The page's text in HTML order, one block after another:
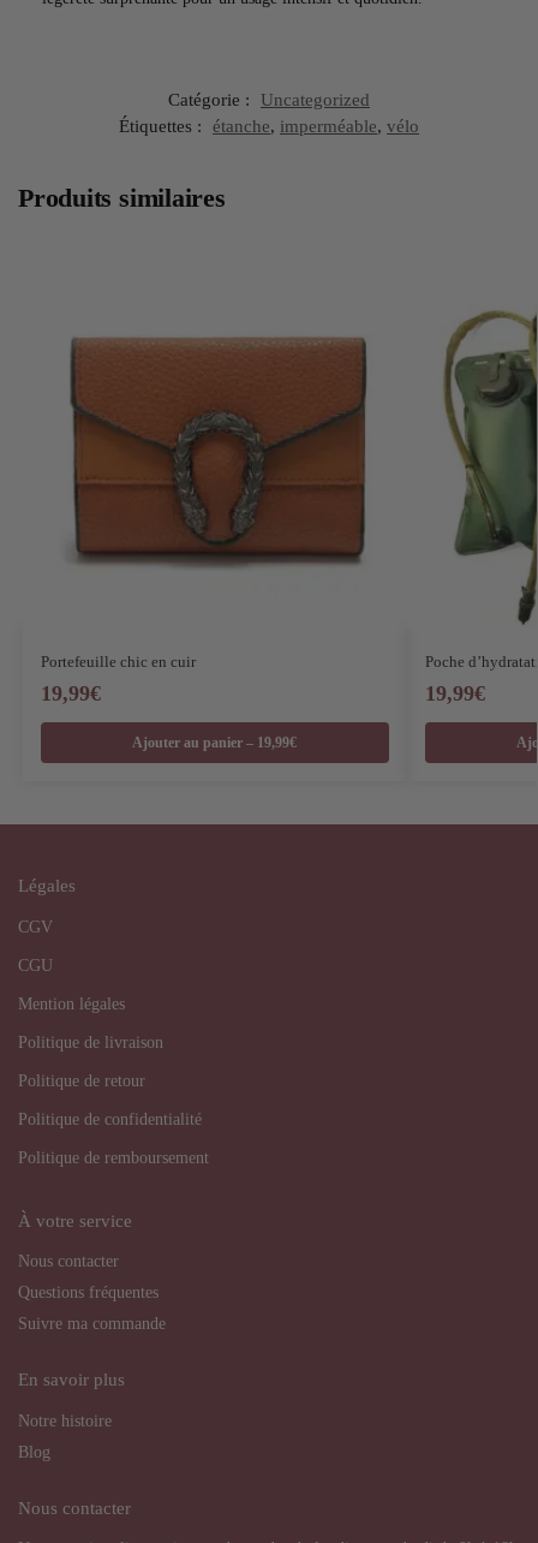
Catégorie :
Uncategorized
Étiquettes :
étanche, imperméable, vélo
Produits similaires
Portefeuille chic en cuir
19,99€
Ajouter au panier – 19,99€
Poche
19,99€
Légales
CGV
CGU
Mention légales
Politique de livraison
Politique de retour
Politique de confidentialité
Politique de remboursement
À votre service
Nous contacter
Questions fréquentes
Suivre ma commande
En savoir plus
Notre histoire
Blog
Nous contacter